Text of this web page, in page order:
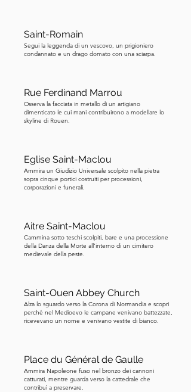
della città sarebbero stati chiusi. Il
Gros-Horloge ha sopravvissuto a
è elettrificato, ma segue ancora la
stessa logica medievale di sempre.
Passa attraverso l'arco e poi voltati e
prossima tappa mentre ti racconto di
più a riguardo.
Saint-Romain
Segui la leggenda di un vescovo, un prigioniero
condannato e un drago domato con una sciarpa.
Rue Ferdinand Marrou
Osserva la facciata in metallo di un artigiano
dimenticato le cui mani contribuirono a modellare lo
skyline di Rouen.
Eglise Saint-Maclou
Ammira un Giudizio Universale scolpito nella pietra
sopra cinque portici costruiti per processioni,
corporazioni e funerali.
Aitre Saint-Maclou
Cammina sotto teschi scolpiti, bare e una processione
della Danza della Morte all'interno di un cimitero
medievale della peste.
Saint-Ouen Abbey Church
Alza lo sguardo verso la Corona di Normandia e scopri
perché nel Medioevo le campane venivano battezzate,
ricevevano un nome e venivano vestite di bianco.
Place du Général de Gaulle
Ammira Napoleone fuso nel bronzo dei cannoni
catturati, mentre guarda verso la cattedrale che
contribuì a preservare.